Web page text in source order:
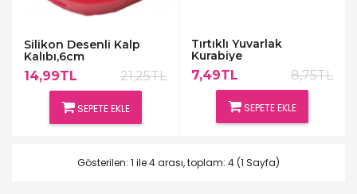
Silikon Desenli Kalp
Kalıbı,6cm
14,99TL 21,25TL
SEPETE EKLE
Tırtıklı Yuvarlak
Kurabiye
Kalıbı,6cm,Adet
7,49TL 8,75TL
SEPETE EKLE
Gösterilen: 1 ile 4 arası, toplam: 4 (1 Sayfa)